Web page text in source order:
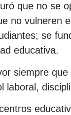
que no se
no vulneren
se
educativa.
siempre
laboral,